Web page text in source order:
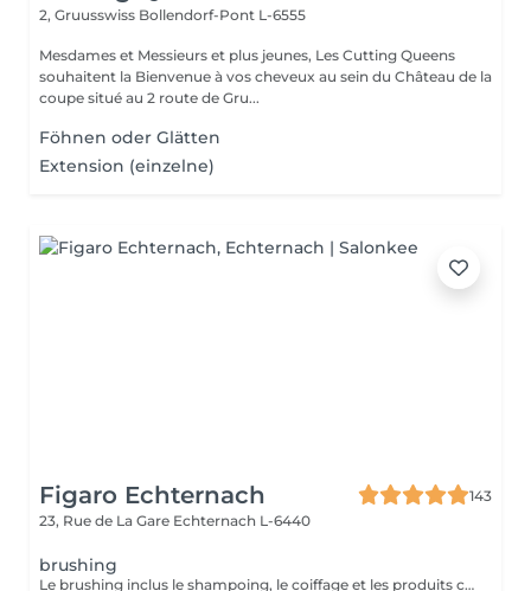
2, Gruusswiss Bollendorf-Pont L-6555
Mesdames et Messieurs et plus jeunes, Les Cutting Queens
souhaitent la Bienvenue à vos cheveux au sein du Château de la
coupe situé au 2 route de Gru...
Föhnen oder Glätten
Extension (einzelne)
Figaro Echternach
143
23, Rue de La Gare Echternach L-6440
brushing
Le brushing inclus le shampoing, le coiffage et les produits correspondants.